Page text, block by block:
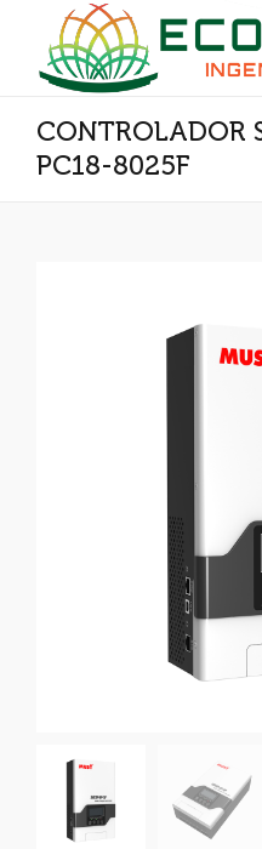
CONTROLADOR
PC18-8025F